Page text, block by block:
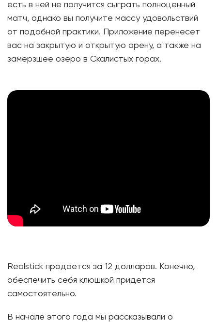
есть в ней не получится сыграть полноценный
матч, однако вы получите массу удовольствий
от подобной практики. Приложение перенесет
вас на закрытую и открытую арену, а также на
замерзшее озеро в Скалистых горах.
Realstick продается за 12 долларов. Конечно,
обеспечить себя клюшкой придется
самостоятельно.
В начале этого года мы рассказывали о